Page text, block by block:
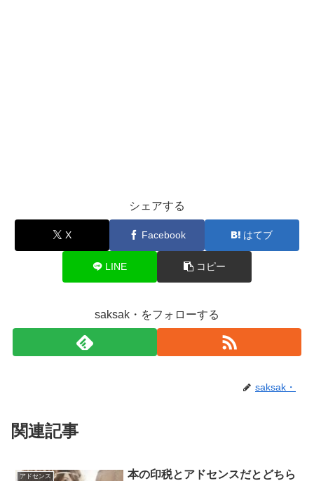
シェアする
X Facebook はてブ
LINE コピー
saksak・をフォローする
saksak・
関連記事
アドセンス
本の印税とアドセンスだとどちら